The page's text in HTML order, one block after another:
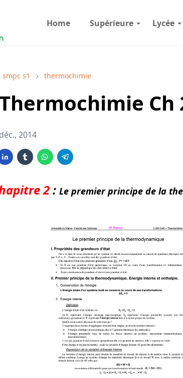
Home Supérieure Lycée
smpc s1 thermochimie
Ch
2014
2: Le premier principe de la